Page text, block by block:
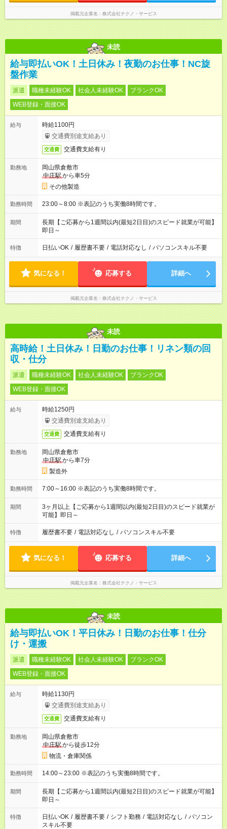
掲載元企業名 株式会社テクノ・サービス
未読
給与即払いOK！土日休み！夜勤のお仕事！NC旋
盤作業
派遣 職種未経験OK 社会人未経験OK
ブランクOK
WEB登録・面接OK
給与
時給1100円
交通費別途支給あり
交通費 交通費支給有り
勤務地
岡山県倉敷市
中庄駅から車5分
その他製造
勤務時間 23:00～8:00 ※表記のうち実働8時間です。
期間
長期【ご応募から1週間以内(最短2日目)のスピード就業が可能】
即日～
特徴 日払いOK / 履歴書不要 / 電話対応なし / パソコンスキル不要
気になる！ 応募する 詳細へ
掲載元企業名 株式会社テクノ・サービス
未読
高時給！土日休み！日勤のお仕事！リネン類の回
収・仕分
派遣 職種未経験OK 社会人未経験OK
ブランクOK
WEB登録・面接OK
給与
時給1250円
交通費別途支給あり
交通費 交通費支給有り
勤務地
岡山県倉敷市
中庄駅から車7分
製造外
勤務時間 7:00～16:00 ※表記のうち実働8時間です。
期間
3ヶ月以上【ご応募から1週間以内(最短2日目)のスピード就業が
可能】即日～
特徴 履歴書不要 / 電話対応なし / パソコンスキル不要
気になる！ 応募する 詳細へ
掲載元企業名 株式会社テクノ・サービス
未読
給与即払いOK！平日休み！日勤のお仕事！仕分
け・運搬
派遣 職種未経験OK 社会人未経験OK
ブランクOK
WEB登録・面接OK
給与
時給1130円
交通費別途支給あり
交通費 交通費支給有り
勤務地
岡山県倉敷市
中庄駅から徒歩12分
物流・倉庫関係
勤務時間 14:00～23:00 ※表記のうち実働8時間です。
期間
長期【ご応募から1週間以内(最短2日目)のスピード就業が可能】
即日～
特徴 日払いOK / 履歴書不要 / シフト勤務 / 電話対応なし / パソコン
スキル不要